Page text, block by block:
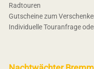
Radtouren
Gutscheine zum
Individuelle Touranfrage